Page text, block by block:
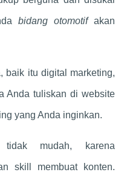
bidang otomotifakan
baik itu digital marketing,
Anda tuliskan di website
yang Anda inginkan.
tidak mudah, karena
skill membuat konten.